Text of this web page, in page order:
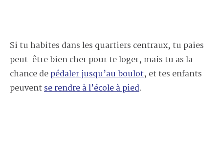
Si tu habites dans les quartiers centraux, tu paies
peut-être bien cher pour te loger, mais tu as la
chance depédaler jusqu’au boulot, et tes enfants
peuventse rendre à l’école à pied.